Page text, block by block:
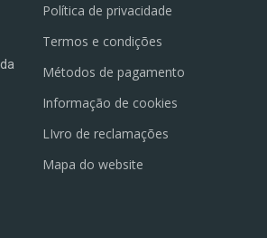
Política de privacidade
Termos e condições
Métodos de pagamento
Informação de cookies
LIvro de reclamações
Mapa do website